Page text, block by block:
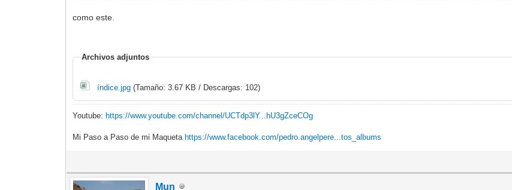
como este.
Archivos adjuntos
índice.jpg (Tamaño: 3.67 KB / Descargas: 102)
Youtube:https://www.youtube.com/channel/UCTdp3lY...hU3gZceCOg
Mi Paso a Paso de mi Maquetahttps://www.facebook.com/pedro.angelpere...tos_albums
Mun